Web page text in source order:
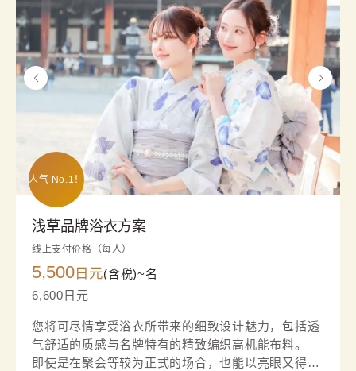
人气 No.1！
浅草品牌浴衣方案
线上支付价格（每人）
5,500 日元(含税)~名
6,600日元
您将可尽情享受浴衣所带来的细致设计魅力，包括透
气舒适的质感与名牌特有的精致编织高机能布料。
即使是在聚会等较为正式的场合，也能以亮眼又得体